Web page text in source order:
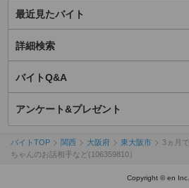
最近見たバイト
詳細検索
バイトQ&A
アンケート&プレゼント
バイトTOP 関西 大阪府 東大阪市
3ヵ月
ちゃんのお話相手など(106359810）
Copyright © en Inc.